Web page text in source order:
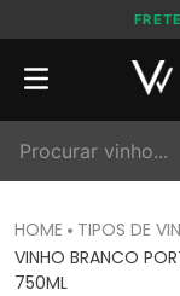
TIPOS DE
VINHO BRANCO
750ML